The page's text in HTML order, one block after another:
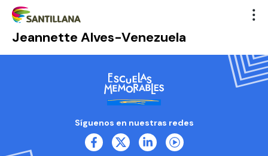
Jeannette Alves-Venezuela
Síguenos en nuestras redes